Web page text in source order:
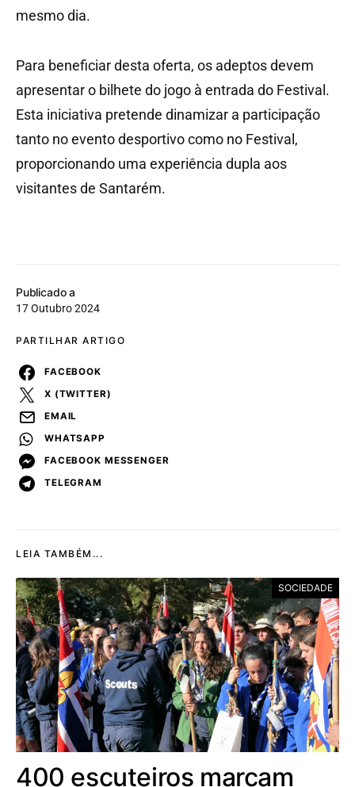
Publicado a
17 Outubro 2024
PARTILHAR ARTIGO
FACEBOOK
X (TWITTER)
EMAIL
WHATSAPP
FACEBOOK MESSENGER
TELEGRAM
mesmo dia.
Para beneficiar desta oferta, os adeptos devem
apresentar o bilhete do jogo à entrada do Festival.
Esta iniciativa pretende dinamizar a participação
tanto no evento desportivo como no Festival,
proporcionando uma experiência dupla aos
visitantes de Santarém.
LEIA TAMBÉM...
SOCIEDADE
400 escuteiros marcam